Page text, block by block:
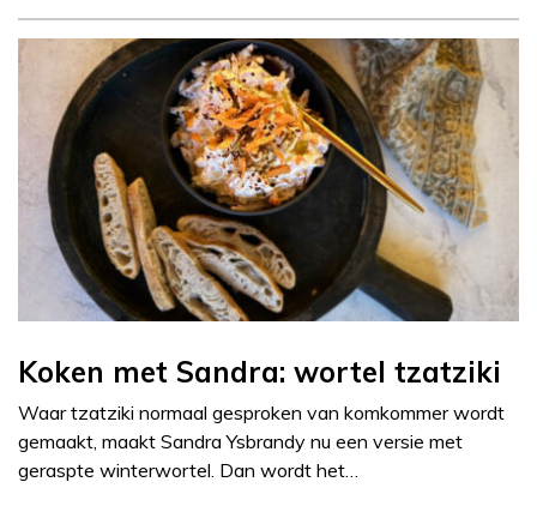
Koken met Sandra: wortel tzatziki
Waar tzatziki normaal gesproken van komkommer wordt
gemaakt, maakt Sandra Ysbrandy nu een versie met
geraspte winterwortel. Dan wordt het…